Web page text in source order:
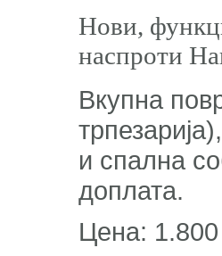
Нови,
наспроти
Вкупна
и спална
доплата.
Цена: